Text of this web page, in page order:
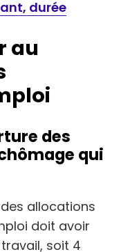
durée
au
des
qui
allocations
doit avoir
soit 4